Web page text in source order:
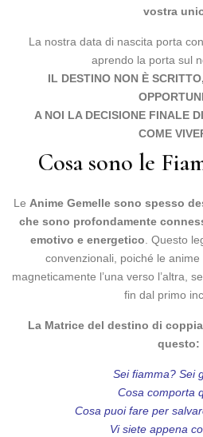
vostra
La nostra data di nascita porta
aprendo la porta sul
IL DESTINO NON È
A NOI LA DECISIONE FINALE
COME
Cosa sono le
Le Anime Gemelle sono spesso
che sono profondamente
emotivo e energetico . Questo
convenzionali, poiché le
magneticamente l’una verso l’altra,
fin dal primo
La Matrice del destino di
questo:
Sei fiamma? Sei
Cosa comporta
Cosa puoi fare per
Vi siete appena